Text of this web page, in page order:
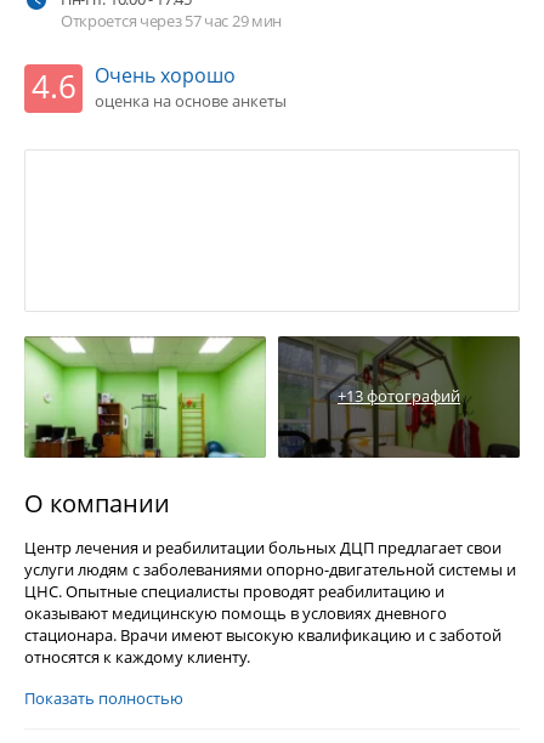
4.6 Очень хорошо
оценка на основе анкеты
Откроется через 57 час 29 мин
+13 фотографий
О компании
Центр лечения и реабилитации больных ДЦП предлагает свои
услуги людям с заболеваниями опорно-двигательной системы и
ЦНС. Опытные специалисты проводят реабилитацию и
оказывают медицинскую помощь в условиях дневного
стационара. Врачи имеют высокую квалификацию и с заботой
относятся к каждому клиенту.
Показать полностью